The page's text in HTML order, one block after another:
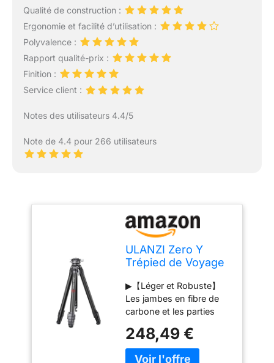
Qualité de construction :
Ergonomie et facilité d’utilisation :
Polyvalence :
Rapport qualité-prix :
Finition :
Service client :
Notes des utilisateurs 4.4/5
Note de 4.4 pour 266 utilisateurs
ULANZI Zero Y
Trépied de Voyage
rotule panoramique
à 360° et rlocation
Rapide Arca,
trépied photograhy
avec Colonne
Centrale Amovible,
▶【Léger et Robuste】
Les jambes en fibre de
carbone et les parties
offrent une structure
solide et stable. Avec un
248,49 €